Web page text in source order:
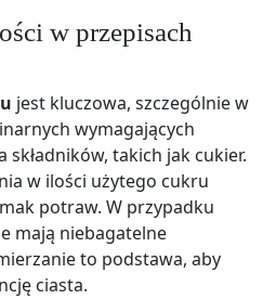
w przepisach
jest kluczowa, szczególnie w
wymagających
takich jak cukier.
w ilości użytego cukru
potraw. W przypadku
mają niebagatelne
to podstawa, aby
ciasta.